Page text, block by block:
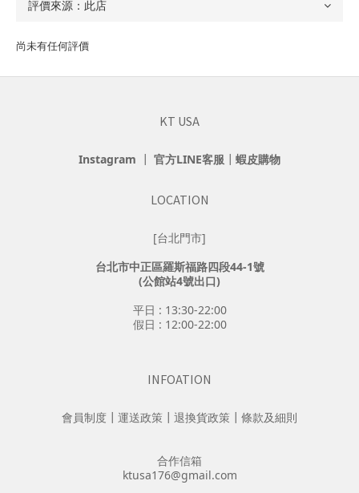
尚未有任何評價
KT USA
Instagram ┃ 官方LINE客服 ┃ 蝦皮購物
LOCATION
[台北門市]
台北市中正區羅斯福路四段44-1號
(公館站4號出口)
平日 : 13:30-22:00
假日 : 12:00-22:00
INFOATION
會員制度 ┃ 運送政策 ┃ 退換貨政策 ┃ 條款及細則
合作信箱
ktusa176@gmail.com